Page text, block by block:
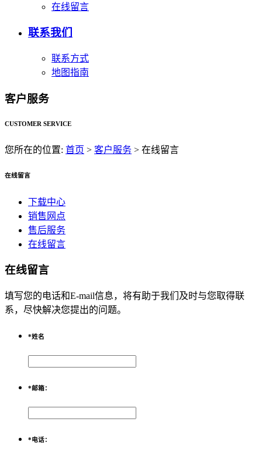
在线留言
联系我们
联系方式
地图指南
客户服务
CUSTOMER SERVICE
您所在的位置: 首页 > 客户服务 > 在线留言
在线留言
下载中心
销售网点
售后服务
在线留言
在线留言
填写您的电话和E-mail信息，将有助于我们及时与您取得联
系，尽快解决您提出的问题。
*姓名
*邮箱：
*电话：